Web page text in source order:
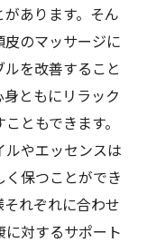
あります。そん
のマッサージに
を改善すること
ともにリラック
ともできます。
やエッセンスは
保つことができ
れぞれに合わせ
対するサポート